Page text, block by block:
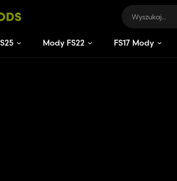
Mody FS22 FS17 Mody